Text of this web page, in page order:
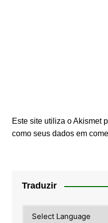
Este site utiliza o Akismet
como seus dados em
Traduzir